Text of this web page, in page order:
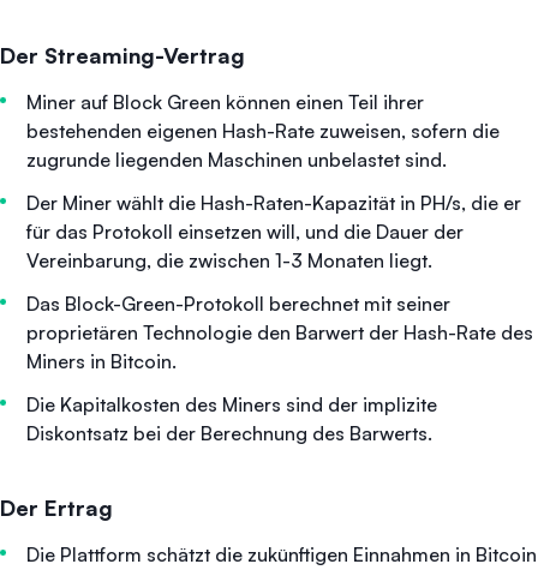
Der Streaming-Vertrag
Miner auf Block Green können einen Teil ihrer
bestehenden eigenen Hash-Rate zuweisen, sofern die
zugrunde liegenden Maschinen unbelastet sind.
Der Miner wählt die Hash-Raten-Kapazität in PH/s, die er
für das Protokoll einsetzen will, und die Dauer der
Vereinbarung, die zwischen 1-3 Monaten liegt.
Das Block-Green-Protokoll berechnet mit seiner
proprietären Technologie den Barwert der Hash-Rate des
Miners in Bitcoin.
Die Kapitalkosten des Miners sind der implizite
Diskontsatz bei der Berechnung des Barwerts.
Der Ertrag
Die Plattform schätzt die zukünftigen Einnahmen in Bitcoin